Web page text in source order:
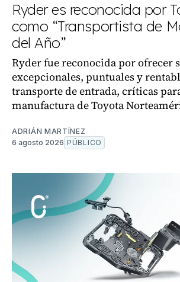
Ryder es reconocida por
como “Transportista de
del Año”
Ryder fue reconocida por ofrecer
excepcionales, puntuales y
transporte de entrada, críticas
manufactura de Toyota
ADRIÁN MARTÍNEZ
6 agosto 2026 PÚBLICO